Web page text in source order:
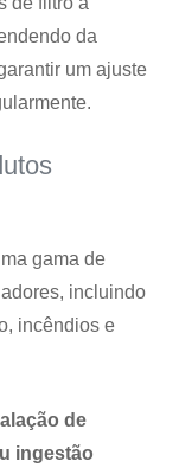
da
um ajuste
gama de
incluindo
incêndios e
de
ingestão